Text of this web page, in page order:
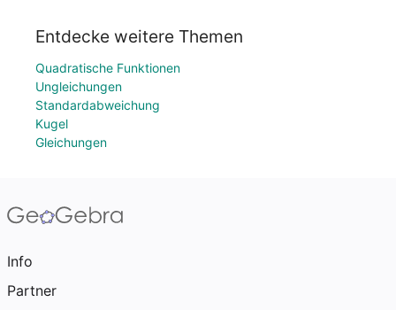
Entdecke weitere Themen
Quadratische Funktionen
Ungleichungen
Standardabweichung
Kugel
Gleichungen
Info
Partner